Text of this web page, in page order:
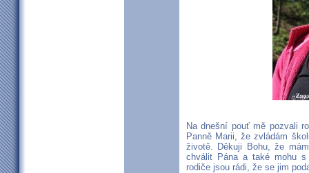
Na dnešní pouť mě pozvali
Panně Marii, že zvládám
životě. Děkuji Bohu, že
chválit Pána a také mohu
rodiče jsou rádi, že se jim